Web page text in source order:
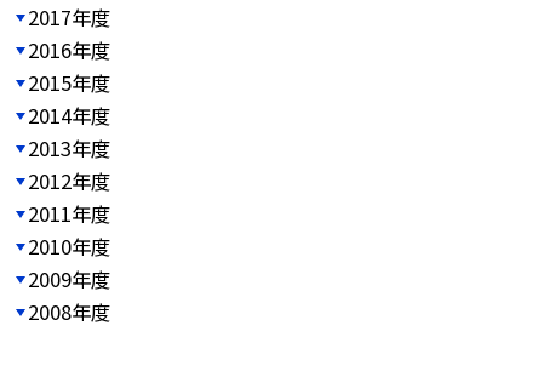
2017年度
2016年度
2015年度
2014年度
2013年度
2012年度
2011年度
2010年度
2009年度
2008年度